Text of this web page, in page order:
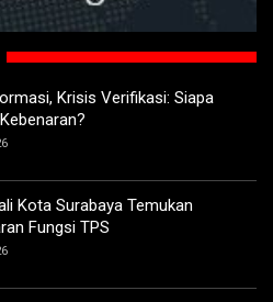
Krisis Verifikasi: Siapa
Kota Surabaya Temukan
Fungsi TPS